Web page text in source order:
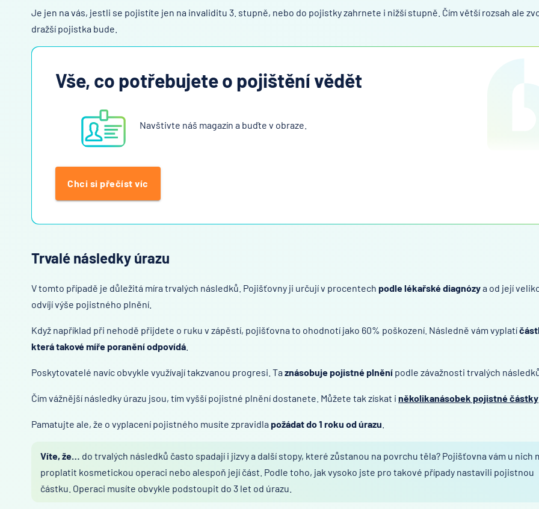
Je jen na vás, jestli se pojistíte jen na invaliditu 3. stupně, nebo do pojistky zahrnete i nižší stupně. Čím větší rozsah ale
dražší pojistka bude.
Vše, co potřebujete o pojištění vědět
Navštivte náš magazín a buďte v obraze.
Chci si přečíst víc
Trvalé následky úrazu
V tomto případě je důležitá míra trvalých následků. Pojišťovny ji určují v procentech podle lékařské diagnózya od její
odvíjí výše pojistného plnění.
Když například při nehodě přijdete o ruku v zápěstí, pojišťovna to ohodnotí jako 60% poškození. Následně vám vyplatí
která takové míře poranění odpovídá
Poskytovatelé navíc obvykle využívají takzvanou progresi. Ta znásobuje pojistné plnění podle závažnosti trvalých
Čím vážnější následky úrazu jsou, tím vyšší pojistné plnění dostanete. Můžete tak získat i několikanásobek pojistné částky
Pamatujte ale, že o vyplacení pojistného musíte zpravidla požádat do 1 roku od úrazu
Víte, že… do trvalých následků často spadají i jizvy a další stopy, které zůstanou na povrchu těla? Pojišťovna vám u nich
proplatit kosmetickou operaci nebo alespoň její část. Podle toho, jak vysoko jste pro takové případy nastavili pojistnou
částku. Operaci musíte obvykle podstoupit do 3 let od úrazu.